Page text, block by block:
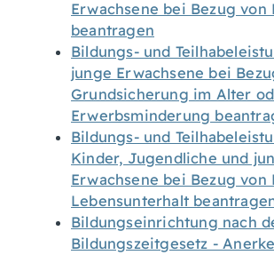
Erwachsene bei Bezug
beantragen
Bildungs- und
junge Erwachsene bei
Grundsicherung im Alter
Erwerbsminderung
Bildungs- und
Kinder, Jugendliche und
Erwachsene bei Bezug von
Lebensunterhalt
Bildungseinrichtung nach
Bildungszeitgesetz -